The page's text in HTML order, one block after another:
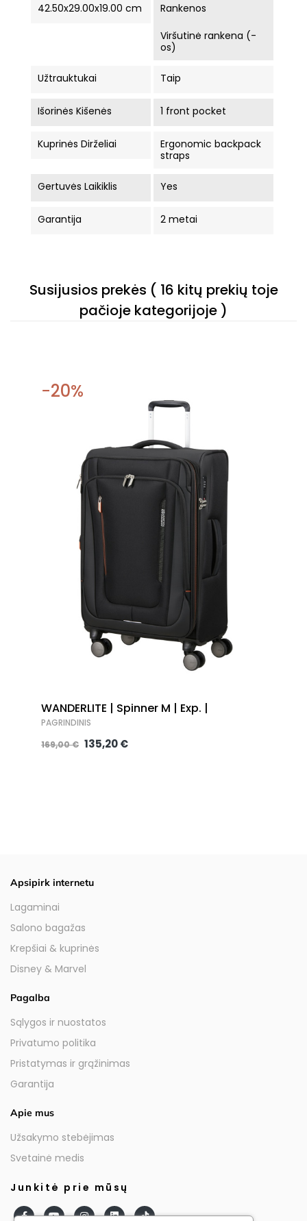
42.50x29.00x19.00 cm
Rankenos
Viršutinė rankena (-
os)
Užtrauktukai Taip
Išorinės Kišenės 1 front pocket
Kuprinės Dirželiai
Ergonomic backpack
straps
Gertuvės Laikiklis Yes
Garantija 2 metai
Susijusios prekės ( 16 kitų prekių toje
pačioje kategorijoje )
−20%
WANDERLITE | Spinner M | Exp. |
PAGRINDINIS
169,00 € 135,20 €
Apsipirk internetu
Lagaminai
Salono bagažas
Krepšiai & kuprinės
Disney & Marvel
Pagalba
Sąlygos ir nuostatos
Privatumo politika
Pristatymas ir grąžinimas
Garantija
Apie mus
Užsakymo stebėjimas
Svetainė medis
Junkitė prie mūsų